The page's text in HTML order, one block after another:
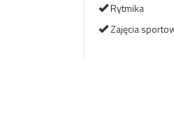
Rytmika
Zajęcia